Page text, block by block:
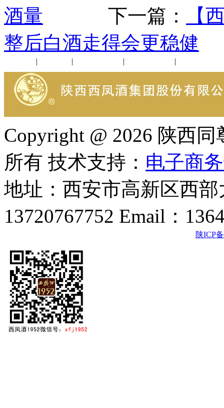
酒量 下一篇：
【
整后白酒走得会更稳健
| | | |
Copyright @ 2026 陕西
所有 技术支持： 电子商
地址：西安市高新区西
13720767752 Email：
陕ICP